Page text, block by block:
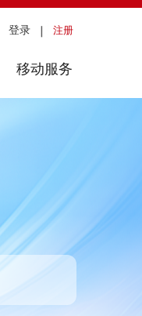
登录 注册
移动服务